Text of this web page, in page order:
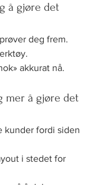
å gjøre det
deg frem.
akkurat nå.
mer å gjøre det
kunder fordi siden
i stedet for